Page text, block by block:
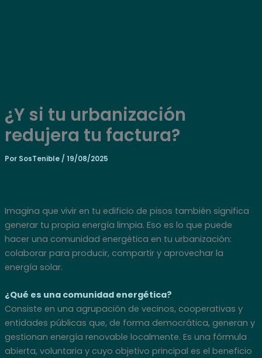
¿Y si tu urbanización
redujera tu factura?
Por SosTenible/ 19/08/2025
Imagina que vivir en tu edificio de pisos también significa
generar tu propia energía limpia. Eso es lo que puede
hacer una comunidad energética en tu urbanización:
colaborar para producir, compartir y aprovechar la
energía solar.
¿Qué es una comunidad energética?
Consiste en una agrupación de vecinos, cooperativas y
entidades públicas que, de forma democrática, generan y
gestionan energía renovable localmente. Es una fórmula
abierta, voluntaria y cuyo objetivo principal es el beneficio